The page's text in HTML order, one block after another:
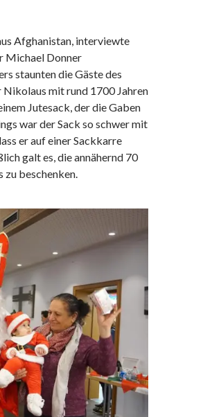
Afghanistan, interviewte
Michael Donner
staunten die Gäste des
Nikolaus mit rund 1700 Jahren
Jutesack, der die Gaben
war der Sack so schwer mit
er auf einer Sackkarre
galt es, die annähernd 70
zu beschenken.